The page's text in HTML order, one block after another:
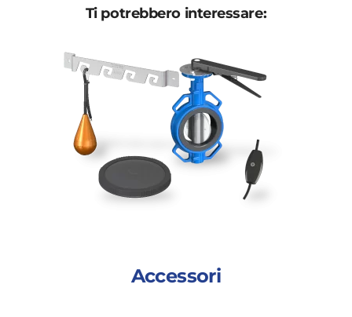
Ti potrebbero interessare:
Accessori